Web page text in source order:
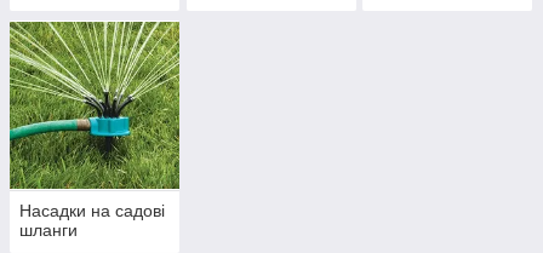
Насадки на садові
шланги